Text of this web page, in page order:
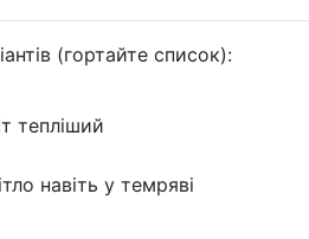
(гортайте список):
тепліший
навіть у темряві